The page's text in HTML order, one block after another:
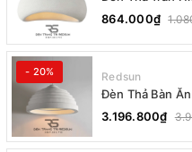
sabi CDT-T036
864.000₫
- 20% Redsun
Đèn Thả Bàn
Cách Nhật Bản
3.196.800₫